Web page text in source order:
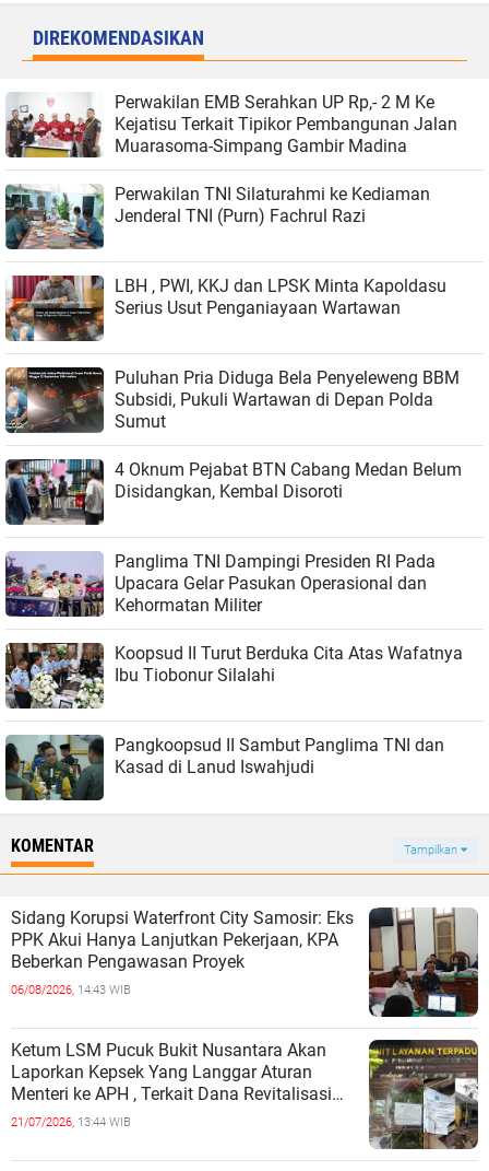
DIREKOMENDASIKAN
Perwakilan EMB Serahkan UP Rp,- 2 M Ke
Kejatisu Terkait Tipikor Pembangunan Jalan
Muarasoma-Simpang Gambir Madina
Perwakilan TNI Silaturahmi ke Kediaman
Jenderal TNI (Purn) Fachrul Razi
LBH , PWI, KKJ dan LPSK Minta Kapoldasu
Serius Usut Penganiayaan Wartawan
Puluhan Pria Diduga Bela Penyeleweng BBM
Subsidi, Pukuli Wartawan di Depan Polda
Sumut
4 Oknum Pejabat BTN Cabang Medan Belum
Disidangkan, Kembal Disoroti
Panglima TNI Dampingi Presiden RI Pada
Upacara Gelar Pasukan Operasional dan
Kehormatan Militer
Koopsud II Turut Berduka Cita Atas Wafatnya
Ibu Tiobonur Silalahi
Pangkoopsud II Sambut Panglima TNI dan
Kasad di Lanud Iswahjudi
KOMENTAR Tampilkan
Sidang Korupsi Waterfront City Samosir: Eks
PPK Akui Hanya Lanjutkan Pekerjaan, KPA
Beberkan Pengawasan Proyek
06/08/2026, 14:43 WIB
Ketum LSM Pucuk Bukit Nusantara Akan
Laporkan Kepsek Yang Langgar Aturan
Menteri ke APH , Terkait Dana Revitalisasi
Sekolah
21/07/2026, 13:44 WIB